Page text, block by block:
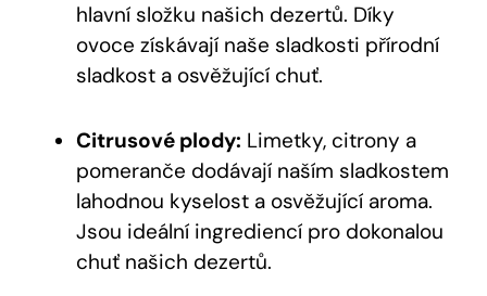
hlavní složku našich dezertů. Díky
ovoce získávají naše sladkosti přírodní
sladkost a osvěžující chuť.
Citrusové plody: Limetky, citrony a
pomeranče dodávají naším sladkostem
lahodnou kyselost a osvěžující aroma.
Jsou ideální ingrediencí pro dokonalou
chuť našich dezertů.